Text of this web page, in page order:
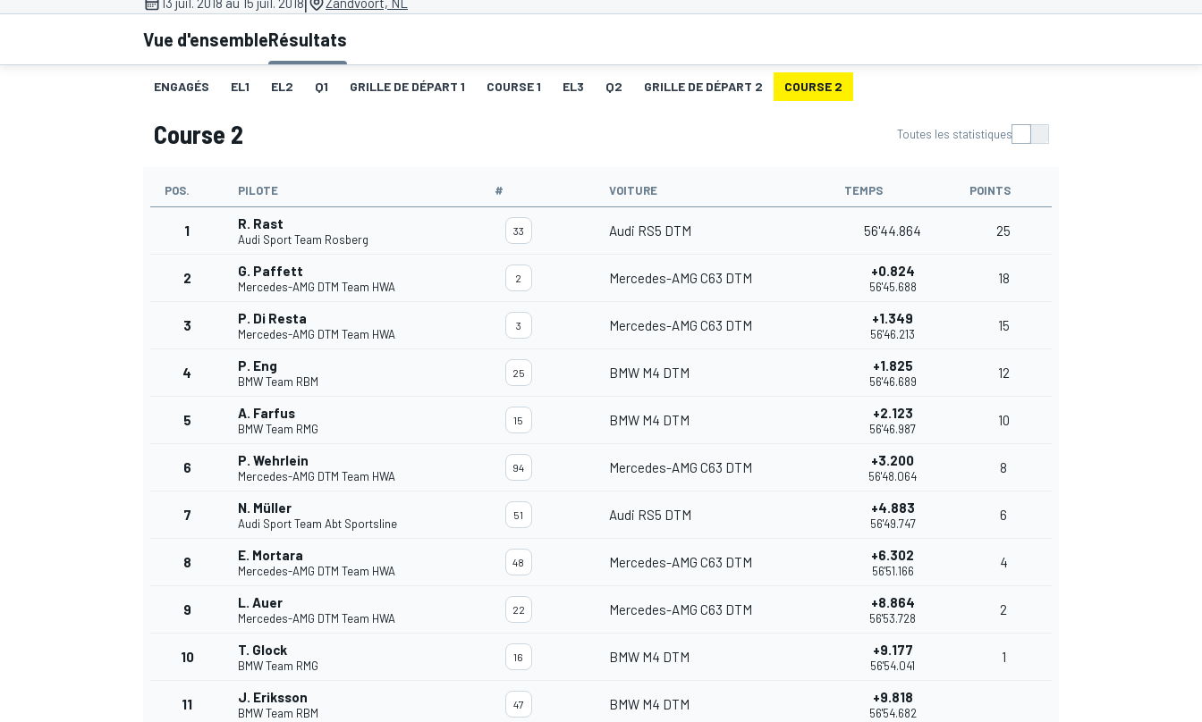
MOTOGP
Vue d'ensembleRésultats
ENGAGÉS EL1 EL2 Q1 GRILLE DE DÉPART 1 COURSE 1 EL3 Q2 GRILLE DE DÉPART 2 COURSE 2
Course 2 Toutes les statistiques
POS. PILOTE # VOITURE TEMPS POINTS
1 R. Rast
Audi Sport Team Rosberg
33 Audi RS5 DTM 56'44.864 25
2 G. Paffett
Mercedes-AMG DTM Team HWA
2 Mercedes-AMG C63 DTM +0.824
56'45.688
18
3 P. Di Resta
Mercedes-AMG DTM Team HWA
3 Mercedes-AMG C63 DTM +1.349
56'46.213
15
4 P. Eng
BMW Team RBM
25 BMW M4 DTM +1.825
56'46.689
12
5 A. Farfus
BMW Team RMG
15 BMW M4 DTM +2.123
56'46.987
10
6 P. Wehrlein
Mercedes-AMG DTM Team HWA
94 Mercedes-AMG C63 DTM +3.200
56'48.064
8
7 N. Müller
Audi Sport Team Abt Sportsline
51 Audi RS5 DTM +4.883
56'49.747
6
8 E. Mortara
Mercedes-AMG DTM Team HWA
48 Mercedes-AMG C63 DTM +6.302
56'51.166
4
9 L. Auer
Mercedes-AMG DTM Team HWA
22 Mercedes-AMG C63 DTM +8.864
56'53.728
2
10 T. Glock
BMW Team RMG
16 BMW M4 DTM +9.177
56'54.041
1
11 J. Eriksson
BMW Team RBM
47 BMW M4 DTM +9.818
56'54.682